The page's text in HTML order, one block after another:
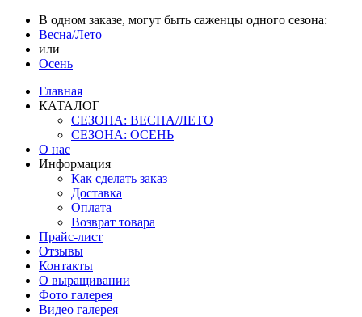
В одном заказе, могут быть саженцы одного сезона:
Весна/Лето
или
Осень
Главная
КАТАЛОГ
СЕЗОНА: ВЕСНА/ЛЕТО
СЕЗОНА: ОСЕНЬ
О нас
Информация
Как сделать заказ
Доставка
Оплата
Возврат товара
Прайс-лист
Отзывы
Контакты
О выращивании
Фото галерея
Видео галерея